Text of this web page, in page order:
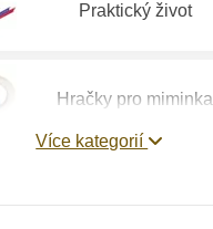
Praktický život
Hračky pro miminka
Více kategorií